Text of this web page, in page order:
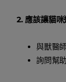
2. 應該讓貓咪
與獸醫
詢問幫